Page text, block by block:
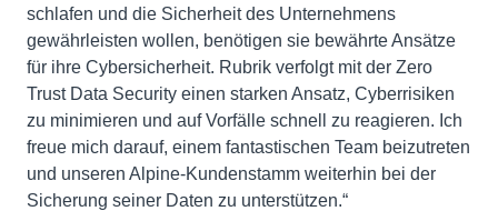
schlafen und die Sicherheit des Unternehmens
gewährleisten wollen, benötigen sie bewährte Ansätze
für ihre Cybersicherheit. Rubrik verfolgt mit der Zero
Trust Data Security einen starken Ansatz, Cyberrisiken
zu minimieren und auf Vorfälle schnell zu reagieren. Ich
freue mich darauf, einem fantastischen Team beizutreten
und unseren Alpine-Kundenstamm weiterhin bei der
Sicherung seiner Daten zu unterstützen.“